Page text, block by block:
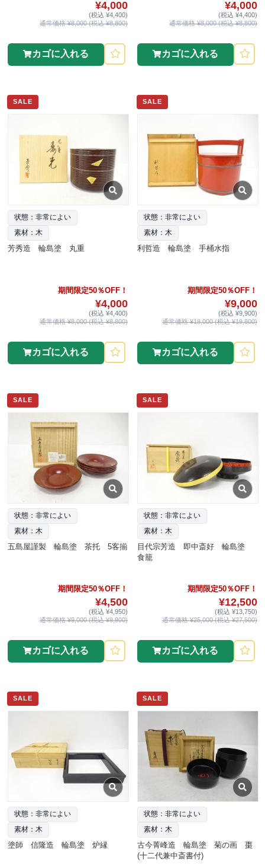
¥4,000
(税込 ¥4,400)
通常価格 ¥8,000 (税込 ¥8,800)
カゴに入れる
¥4,000
(税込 ¥4,400)
通常価格 ¥8,000 (税込 ¥8,800)
カゴに入れる
SALE
状態：非常によい
素材：木
芳秀造 輪島塗 丸重
期間限定50％OFF！
¥4,000
(税込 ¥4,400)
通常価格 ¥8,000 (税込 ¥8,800)
カゴに入れる
SALE
状態：非常によい
素材：木
利哲造 輪島塗 手桶水指
期間限定50％OFF！
¥9,000
(税込 ¥9,900)
通常価格 ¥18,000 (税込 ¥19,800)
カゴに入れる
SALE
状態：非常によい
素材：木
五島屋謹製 輪島塗 茶托 5客揃
期間限定50％OFF！
¥4,500
(税込 ¥4,950)
通常価格 ¥9,000 (税込 ¥9,900)
カゴに入れる
SALE
状態：非常によい
素材：木
目代宗芳造 即中斎好 輪島塗
食籠
期間限定50％OFF！
¥12,500
(税込 ¥13,750)
通常価格 ¥25,000 (税込 ¥27,500)
カゴに入れる
SALE
状態：非常によい
素材：木
塗師 信隆造 輪島塗 炉縁
SALE
状態：非常によい
素材：木
古今菁峰造 輪島塗 菊の画 棗
(十二代兼中斎書付)